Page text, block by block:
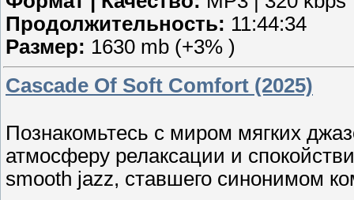
Продолжительность: 11:44:34
Размер: 1630 mb (+3% )
Cascade Of Soft Comfort (2025)
Познакомьтесь с миром мягких
атмосферу релаксации и
smooth jazz, ставшего синонимом